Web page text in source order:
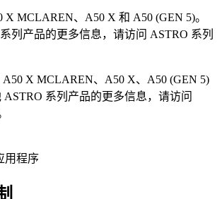
X MCLAREN、A50 X 和 A50 (GEN 5)。
列产品的更多信息，请访问 ASTRO 系列
A50 X MCLAREN、A50 X、A50 (GEN 5)
系列产品的更多信息，请访问
用程序